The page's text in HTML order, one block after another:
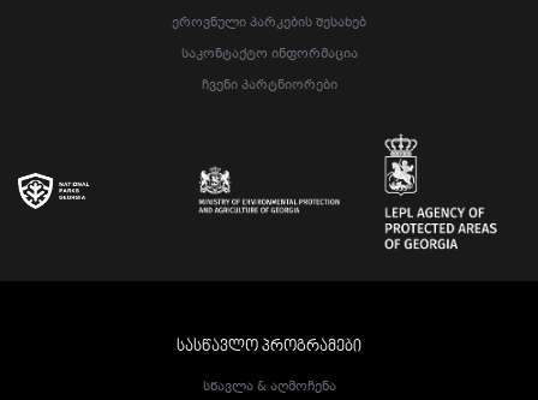
Ეროვნული Პარკების Შესახებ
Საკონტაქტო Ინფორმაცია
Ჩვენი Პარტნიორები
ᲡᲐᲡᲬᲐᲕᲚᲝ ᲞᲠᲝᲒᲠᲐᲛᲔᲑᲘ
Სწავლა & Აღმოჩენა